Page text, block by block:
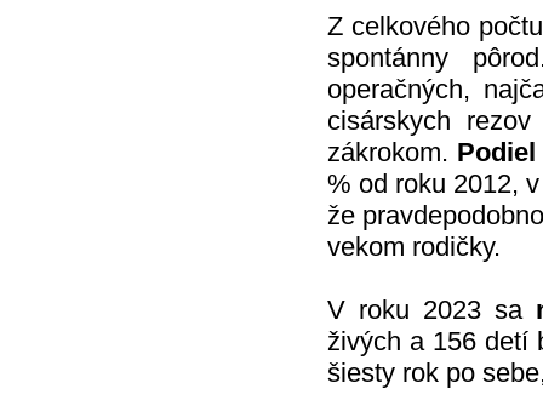
Z celkového
spontánny
operačných,
cisárskych
zákrokom.
% od roku 2012,
že
vekom rodičky.
V roku 2023 sa
živých a 156 detí
šiesty rok po